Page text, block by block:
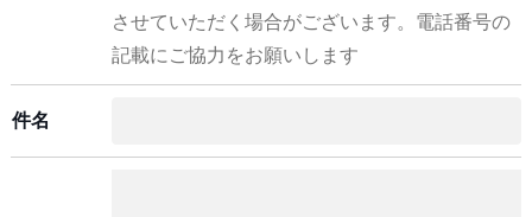
させていただく場合がございます。電話番号の
記載にご協力をお願いします
件名